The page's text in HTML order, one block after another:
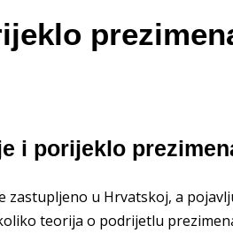
i porijeklo
zastupljeno u Hrvatskoj, a
teorija o podrijetlu